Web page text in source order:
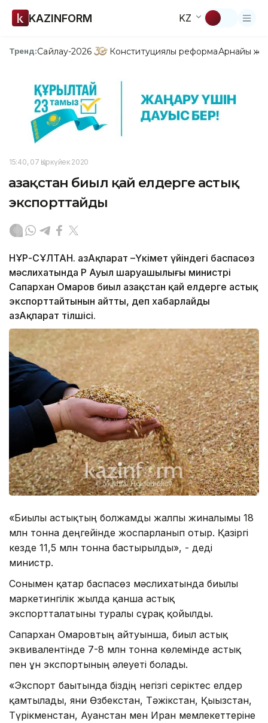
KAZINFORM KZ
Тренд:Сайлау-2026 Конституциялық реформаАрнайы
15:40, 07 Қыркүйек 2020
Қазақстан биыл қай елдерге астық
экспорттайды
НҰР-СҰЛТАН. ҚазАқпарат –Үкімет үйіндегі баспасөз
мәслихатында ҚР Ауыл шаруашылығы министрі
Сапархан Омаров биыл Қазақстан қай елдерге астық
экспорттайтынын айтты, деп хабарлайды
ҚазАқпарат тілшісі.
«Биылғы астықтың болжамды жалпы жиналымы 18
млн тонна деңгейінде жоспарланып отыр. Қазіргі
кезде 11,5 млн тонна бастырылды», - деді
министр.
Сонымен қатар баспасөз мәслихатында биылғы
маркетингілік жылда қанша астық
экспортталатыны туралы сұрақ қойылды.
Сапархан Омаровтың айтуынша, биыл астық
эквивалентінде 7-8 млн тонна көлемінде астық
пен ұн экспортының әлеуеті болады.
«Экспорт бағытында біздің негізгі серіктес елдер
қамтылады, яғни Өзбекстан, Тәжікстан, Қығызстан,
Түрікменстан, Ауғанстан мен Иран мемлекеттеріне